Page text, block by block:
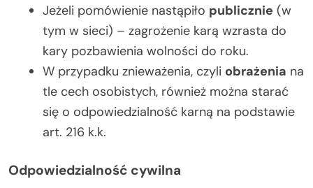
Jeżeli pomówienie nastąpiło publicznie (w
tym w sieci) – zagrożenie karą wzrasta do
kary pozbawienia wolności do roku.
W przypadku znieważenia, czyli obrażenia na
tle cech osobistych, również można starać
się o odpowiedzialność karną na podstawie
art. 216 k.k.
Odpowiedzialność cywilna